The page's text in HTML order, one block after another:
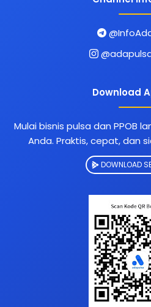
Download
Mulai bisnis pulsa dan PPOB
Anda. Praktis, cepat, dan
DOWNLOAD